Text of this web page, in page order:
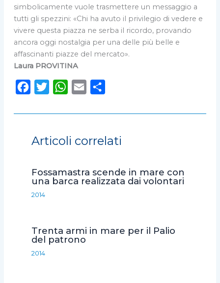
simbolicamente vuole trasmettere un messaggio a
tutti gli spezzini: «Chi ha avuto il privilegio di vedere e
vivere questa piazza ne serba il ricordo, provando
ancora oggi nostalgia per una delle più belle e
affascinanti piazze del mercato».
Laura PROVITINA
c
b
o
i
t
r
W
a
s
p
a
l
n
i
i
Articoli correlati
Fossamastra scende in mare con
una barca realizzata dai volontari
2014
Trenta armi in mare per il Palio
del patrono
2014